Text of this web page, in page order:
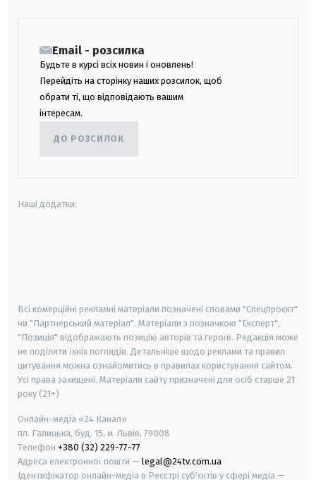
Email - розсилка
Будьте в курсі всіх новин і оновлень!
Перейдіть на сторінку наших розсилок, щоб
обрати ті, що відповідають вашим
інтересам.
ДО РОЗСИЛОК
Наші додатки:
Всі комерційні рекламні матеріали позначені словами "Спецпроєкт"
чи "Партнерський матеріал". Матеріали з позначкою "Експерт",
"Позиція" відображають позицію авторів та героїв. Редакція може
не поділяти їхніх поглядів. Детальніше щодо реклами та правил
цитування можна ознайомитись в правилах користування сайтом.
Усі права захищені. Матеріали сайту призначені для осіб старше 21
року (21+)
Онлайн-медіа «24 Канал»
пл. Галицька, буд. 15, м. Львів, 79008
Телефон +380 (32) 229-77-77
Адреса електронної пошти — legal@24tv.com.ua
Ідентифікатор онлайн-медіа в Реєстрі суб'єктів у сфері медіа —